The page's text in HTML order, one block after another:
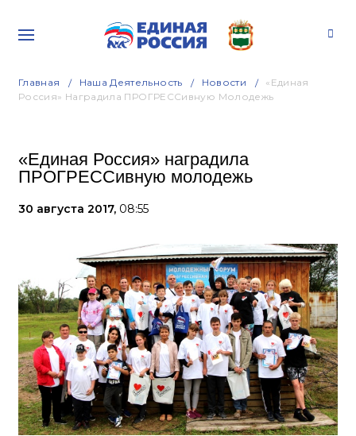
Главная Наша Деятельность Новости
«Единая
Россия» Наградила ПРОГРЕССивную Молодежь
«Единая Россия» наградила
ПРОГРЕССивную молодежь
30 августа 2017, 08:55